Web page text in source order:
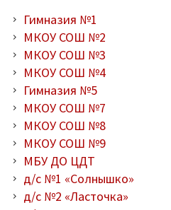
Гимназия №1
МКОУ СОШ №2
МКОУ СОШ №3
МКОУ СОШ №4
Гимназия №5
МКОУ СОШ №7
МКОУ СОШ №8
МКОУ СОШ №9
МБУ ДО ЦДТ
д/с №1 «Солнышко»
д/с №2 «Ласточка»